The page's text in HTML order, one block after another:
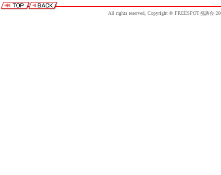
All rights reserved, Copyright © FREESPOT協議会